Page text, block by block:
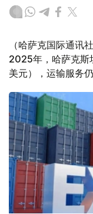
（哈萨克国际通讯
2025年，哈萨克斯
美元），运输服务